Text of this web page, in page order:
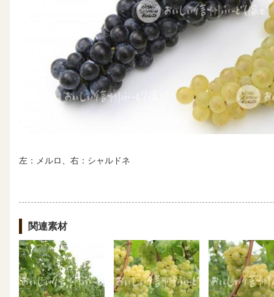
左：メルロ、右：シャルドネ
関連素材